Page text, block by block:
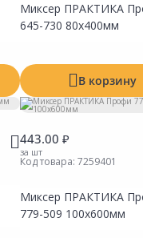
Миксер ПРАКТИКА
645-730 80х400мм
В корзину
443.00 ₽
за шт
Код товара: 7259401
Миксер ПРАКТИКА
779-509 100х600мм